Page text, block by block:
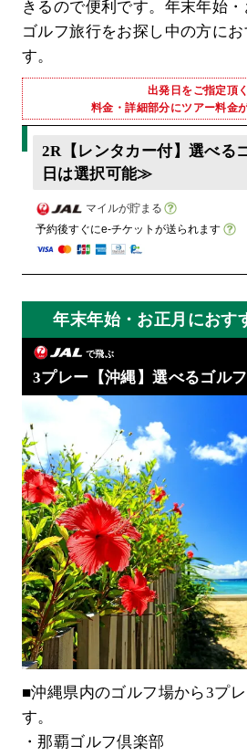
きるので便利です。年末年始
ゴルフ旅行をお探し中の方に
す。
出発日をご指定頂
料金・詳細部分にツアー料金
2R【レンタカー付】選べる
日は選択可能≫
マイルが貯まる
予約後すぐにe-チケットが送られます
年末年始・お正月におす
で飛ぶ
3プレー【沖縄】選べるゴル
■沖縄県内のゴルフ場から3プ
す。
・那覇ゴルフ倶楽部